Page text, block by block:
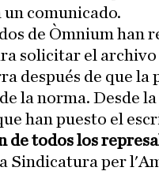
un comunicado.
de Òmnium han
solicitar el archivo
después de que la
la norma. Desde
han puesto el
de todos los
Sindicatura per